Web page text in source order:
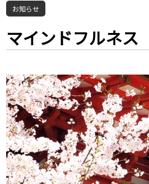
お知らせ
マインドフルネス